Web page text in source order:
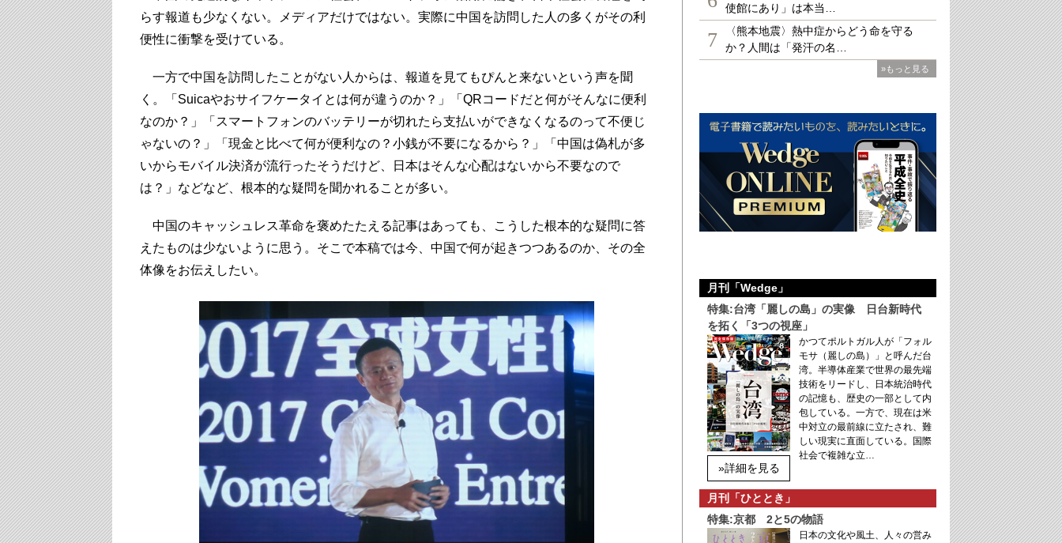
らす報道も少なくない。メディアだけではない。実際に中国を訪問した人の多くがその利
便性に衝撃を受けている。
一方で中国を訪問したことがない人からは、報道を見てもぴんと来ないという声を聞
く。「Suicaやおサイフケータイとは何が違うのか？」「QRコードだと何がそんなに便利
なのか？」「スマートフォンのバッテリーが切れたら支払いができなくなるのって不便じ
ゃないの？」「現金と比べて何が便利なの？小銭が不要になるから？」「中国は偽札が多
いからモバイル決済が流行ったそうだけど、日本はそんな心配はないから不要なので
は？」などなど、根本的な疑問を聞かれることが多い。
中国のキャッシュレス革命を褒めたたえる記事はあっても、こうした根本的な疑問に答
えたものは少ないように思う。そこで本稿では今、中国で何が起きつつあるのか、その全
体像をお伝えしたい。
使館にあり」は本当…
7
〈熊本地震〉熱中症からどう命を守る
か？人間は「発汗の名…
»もっと見る
月刊「Wedge」
特集:台湾「麗しの島」の実像 日台新時代
を拓く「3つの視座」
»詳細を見る
かつてポルトガル人が「フォル
モサ（麗しの島）」と呼んだ台
湾。半導体産業で世界の最先端
技術をリードし、日本統治時代
の記憶も、歴史の一部として内
包している。一方で、現在は米
中対立の最前線に立たされ、難
しい現実に直面している。国際
社会で複雑な立…
月刊「ひととき」
特集:京都 2と5の物語
日本の文化や風土、人々の営み